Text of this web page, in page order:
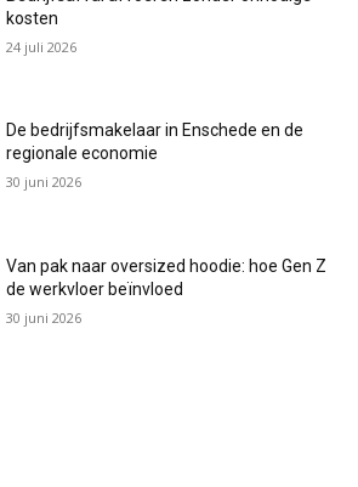
kosten
24 juli 2026
De bedrijfsmakelaar in Enschede en de
regionale economie
30 juni 2026
Van pak naar oversized hoodie: hoe Gen Z
de werkvloer beïnvloed
30 juni 2026